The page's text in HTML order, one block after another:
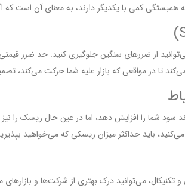
همبستگی کمی با یکدیگر دارند، به معنای آن است
از ضررهای سنگین جلوگیری کنید. حد ضرر
تا در مواقعی که بازار علیه شما حرکت می‌کند،
سود شما را افزایش دهد، اما در عین حال ریسک را
می‌کنید، باید حداکثر میزان ریسکی که می‌خواهید
و تکنیکال، می‌توانید درک بهتری از شرکت‌ها و